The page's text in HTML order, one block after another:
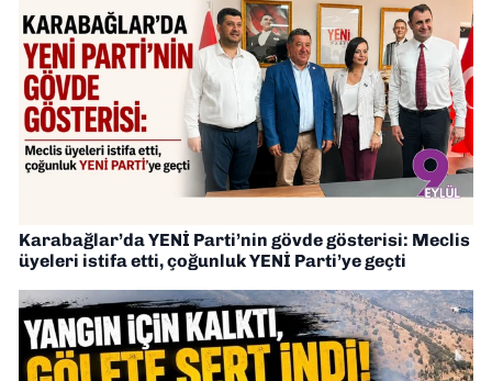
Karabağlar’da YENİ Parti’nin gövde gösterisi: Meclis
üyeleri istifa etti, çoğunluk YENİ Parti’ye geçti